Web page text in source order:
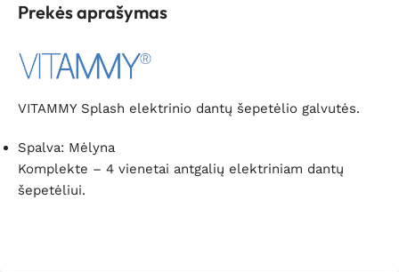
Prekės aprašymas
VITAMMY Splash elektrinio dantų šepetėlio galvutės.
Spalva: Mėlyna
Komplekte – 4 vienetai antgalių elektriniam dantų
šepetėliui.